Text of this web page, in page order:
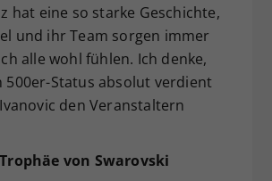
hat eine so starke Geschichte,
und ihr Team sorgen immer
alle wohl fühlen. Ich denke,
500er-Status absolut verdient
den Veranstaltern
von Swarovski